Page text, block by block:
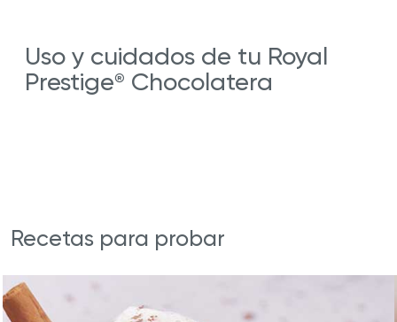
Uso y cuidados de tu Royal
Prestige® Chocolatera
Recetas para probar